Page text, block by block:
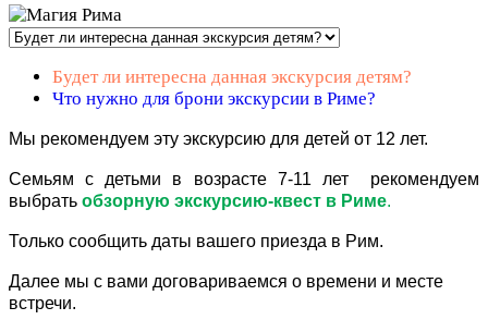
Будет ли интересна данная экскурсия детям?
Что нужно для брони экскурсии в Риме?
Мы рекомендуем эту экскурсию для детей от 12 лет.
Семьям с детьми в возрасте 7-11 лет
рекомендуем
выбрать обзорную экскурсию-квест в Риме.
Только сообщить даты вашего приезда в Рим.
Далее мы с вами договариваемся о времени и месте
встречи.